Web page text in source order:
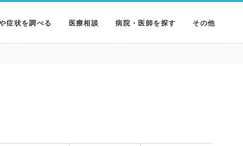
症状を調べる
調べる
医療相談 病院・医師を探す
病院を探す
その他
MNニュース